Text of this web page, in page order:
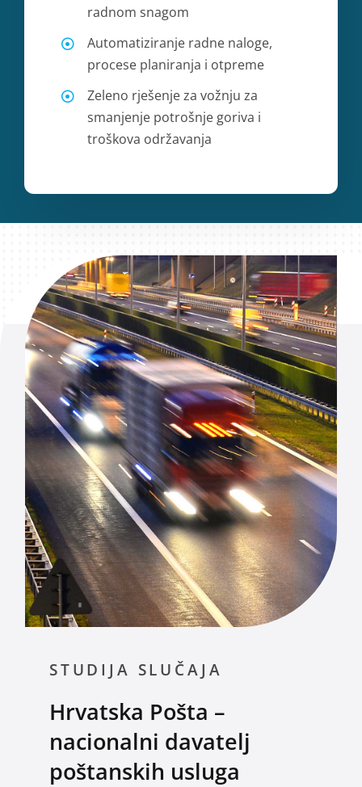
radnom snagom
Automatiziranje radne naloge,
procese planiranja i otpreme
Zeleno rješenje za vožnju za
smanjenje potrošnje goriva i
troškova održavanja
STUDIJA SLUČAJA
Hrvatska Pošta –
nacionalni davatelj
poštanskih usluga